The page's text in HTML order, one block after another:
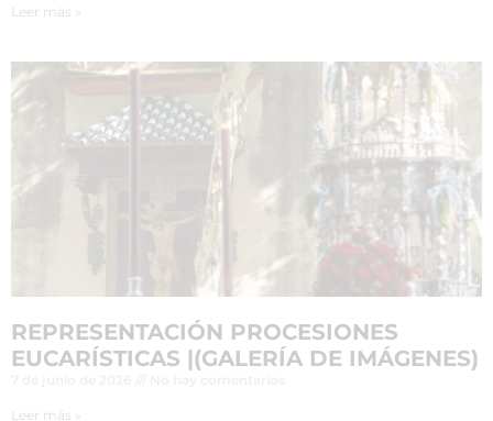
Leer más »
REPRESENTACIÓN PROCESIONES
EUCARÍSTICAS |(GALERÍA DE IMÁGENES)
Leer más »